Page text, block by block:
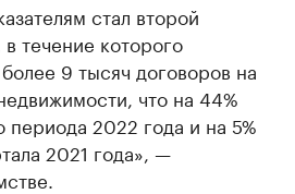
стал второй
течение которого
9 тысяч договоров на
что на 44%
периода 2022 года и на 5%
2021 года», —